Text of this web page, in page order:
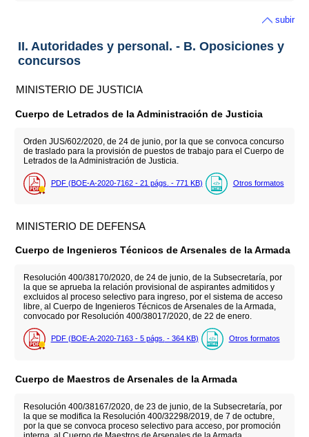
subir
II. Autoridades y personal. - B. Oposiciones y
concursos
MINISTERIO DE JUSTICIA
Cuerpo de Letrados de la Administración de Justicia
Orden JUS/602/2020, de 24 de junio, por la que se convoca concurso
de traslado para la provisión de puestos de trabajo para el Cuerpo de
Letrados de la Administración de Justicia.
PDF (BOE-A-2020-7162 - 21 págs. - 771 KB) Otros formatos
MINISTERIO DE DEFENSA
Cuerpo de Ingenieros Técnicos de Arsenales de la Armada
Resolución 400/38170/2020, de 24 de junio, de la Subsecretaría, por
la que se aprueba la relación provisional de aspirantes admitidos y
excluidos al proceso selectivo para ingreso, por el sistema de acceso
libre, al Cuerpo de Ingenieros Técnicos de Arsenales de la Armada,
convocado por Resolución 400/38017/2020, de 22 de enero.
PDF (BOE-A-2020-7163 - 5 págs. - 364 KB) Otros formatos
Cuerpo de Maestros de Arsenales de la Armada
Resolución 400/38167/2020, de 23 de junio, de la Subsecretaría, por
la que se modifica la Resolución 400/32298/2019, de 7 de octubre,
por la que se convoca proceso selectivo para acceso, por promoción